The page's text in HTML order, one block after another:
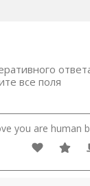
все поля
you are human